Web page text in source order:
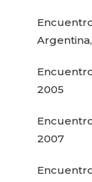
2005
2007